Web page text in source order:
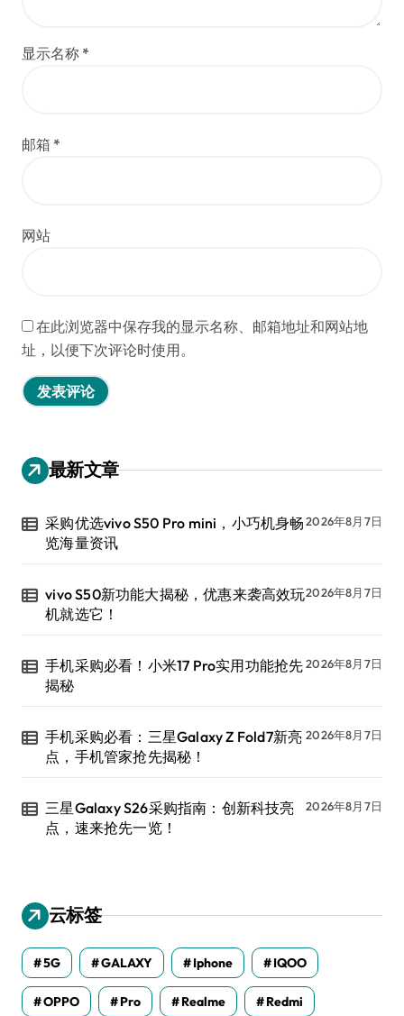
显示名称 *
邮箱 *
网站
在此浏览器中保存我的显示名称、邮箱地址和网站地
址，以便下次评论时使用。
最新文章
采购优选vivo S50 Pro mini，小巧机身畅
览海量资讯
2026年8月7日
vivo S50新功能大揭秘，优惠来袭高效玩
机就选它！
2026年8月7日
手机采购必看！小米17 Pro实用功能抢先
揭秘
2026年8月7日
手机采购必看：三星Galaxy Z Fold7新亮
点，手机管家抢先揭秘！
2026年8月7日
三星Galaxy S26采购指南：创新科技亮
点，速来抢先一览！
2026年8月7日
云标签
5G GALAXY Iphone IQOO
OPPO Pro Realme Redmi